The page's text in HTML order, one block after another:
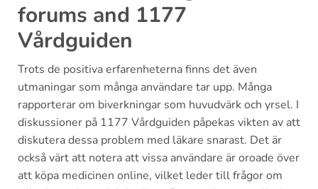
forums and 1177
Vårdguiden
Trots de positiva erfarenheterna finns det även
utmaningar som många användare tar upp. Många
rapporterar om biverkningar som huvudvärk och yrsel. I
diskussioner på 1177 Vårdguiden påpekas vikten av att
diskutera dessa problem med läkare snarast. Det är
också värt att notera att vissa användare är oroade över
att köpa medicinen online, vilket leder till frågor om